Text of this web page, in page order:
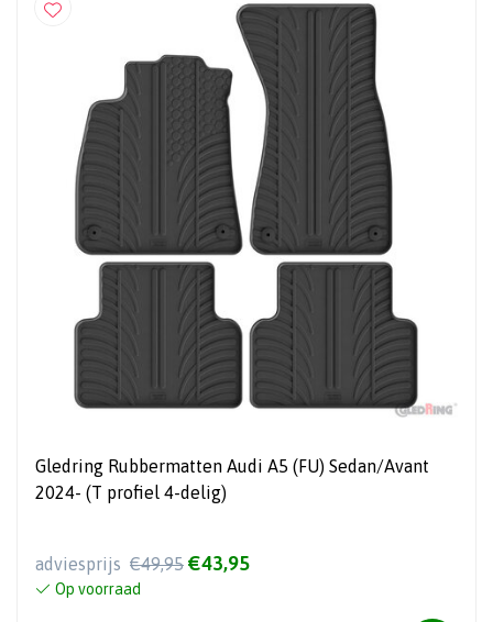
Gledring Rubbermatten Audi A5 (FU) Sedan/Avant
2024- (T profiel 4-delig)
adviesprijs €49,95 €43,95
Op voorraad